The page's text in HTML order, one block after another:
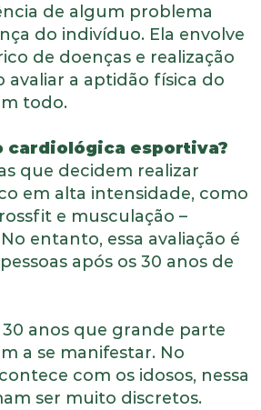
de algum problema
do indivíduo. Ela envolve
de doenças e realização
avaliar a aptidão física do
todo.
cardiológica esportiva?
que decidem realizar
em alta intensidade, como
e musculação –
entanto, essa avaliação é
após os 30 anos de
anos que grande parte
a se manifestar. No
com os idosos, nessa
ser muito discretos.